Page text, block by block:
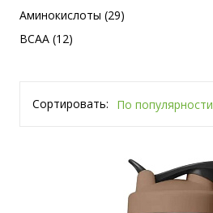
Аминокислоты (29)
BCAA (12)
Сортировать: По популярности